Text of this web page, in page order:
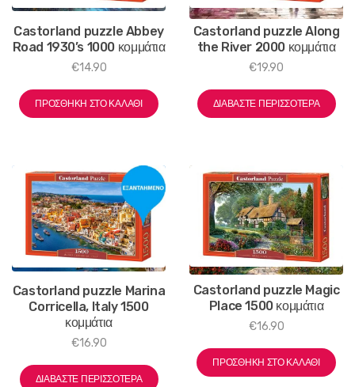
Castorland puzzle Abbey
Road 1930’s 1000 κομμάτια
€14.90
ΠΡΟΣΘΉΚΗ ΣΤΟ ΚΑΛΆΘΙ
Castorland puzzle Along
the River 2000 κομμάτια
€19.90
ΔΙΑΒΆΣΤΕ ΠΕΡΙΣΣΌΤΕΡΑ
Castorland puzzle Marina
Corricella, Italy 1500
κομμάτια
€16.90
ΔΙΑΒΆΣΤΕ ΠΕΡΙΣΣΌΤΕΡΑ
Castorland puzzle Magic
Place 1500 κομμάτια
€16.90
ΠΡΟΣΘΉΚΗ ΣΤΟ ΚΑΛΆΘΙ